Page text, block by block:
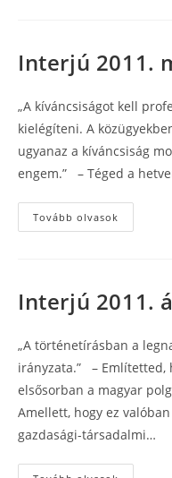
Interjú 2011.
„A kíváncsiságot kell
kielégíteni. A
ugyanaz a kíváncsiság
engem.” – Téged a
Tovább olvasok
2011.
Interjú 2011.
„A történetírásban a
irányzata.” – Említetted,
elsősorban a magyar
Amellett, hogy ez
gazdasági-társadalmi…